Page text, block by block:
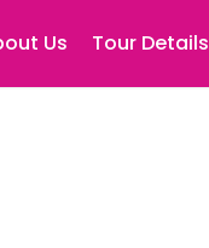
Us Tour Details